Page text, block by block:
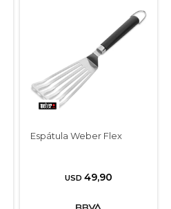
Espátula Weber Flex
USD 49,90